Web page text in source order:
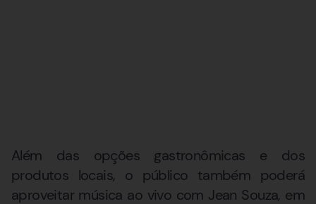
Além das opções gastronômicas e dos
produtos locais, o público também poderá
aproveitar música ao vivo com Jean Souza, em